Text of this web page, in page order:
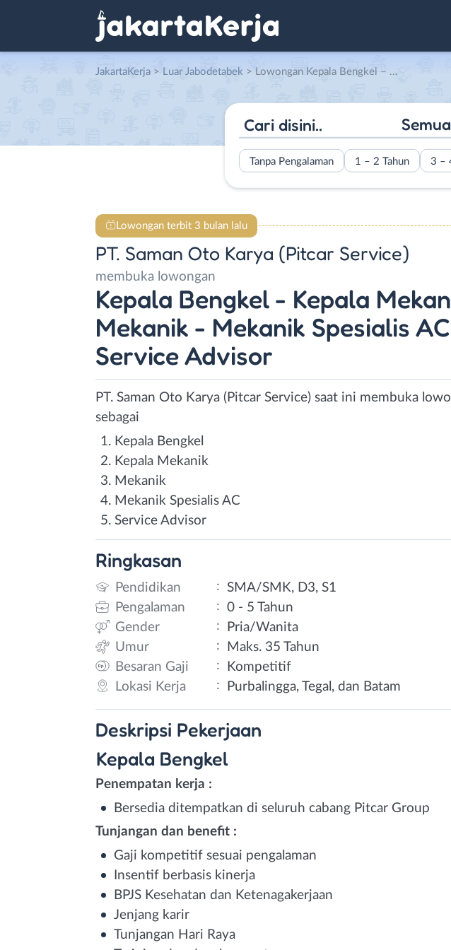
JakartaKerja > Luar Jabodetabek > Lowongan Kepala Bengkel – Kepala Mekanik – Mekanik – Mekanik Spesialis AC – Service Advisor di PT. Saman Oto Karya (Pitcar Service)
Tanpa Pengalaman 1 – 2 Tahun 3 –
Lowongan terbit 3 bulan lalu
PT. Saman Oto Karya (Pitcar Service)
membuka lowongan
Kepala Bengkel - Kepala
Mekanik - Mekanik Spesialis
Service Advisor
PT. Saman Oto Karya (Pitcar Service) saat ini membuka
sebagai
Kepala Bengkel
Kepala Mekanik
Mekanik
Mekanik Spesialis AC
Service Advisor
Ringkasan
Pendidikan : SMA/SMK, D3, S1
Pengalaman
: 0 - 5 Tahun
Gender
:
Pria/Wanita
Umur
:
Maks. 35 Tahun
Besaran Gaji
:
Kompetitif
Lokasi Kerja
: Purbalingga, Tegal, dan Batam
Deskripsi Pekerjaan
Kepala Bengkel
Penempatan kerja :
Bersedia ditempatkan di seluruh cabang Pitcar Group
Tunjangan dan benefit :
Gaji kompetitif sesuai pengalaman
Insentif berbasis kinerja
BPJS Kesehatan dan Ketenagakerjaan
Jenjang karir
Tunjangan Hari Raya